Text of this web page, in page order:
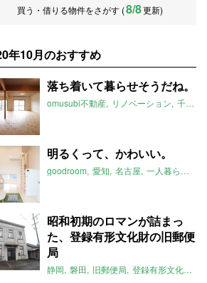
買う・借りる物件をさがす (8/8更新)
年10月のおすすめ
落ち着いて暮らせそうだね。
omusubi不動産 リノベーション 千葉
明るくって、かわいい。
goodroom 愛知 名古屋 一人暮らし
昭和初期のロマンが詰まっ
た、登録有形文化財の旧郵便
局
静岡 磐田 旧郵便局 登録有形文化財